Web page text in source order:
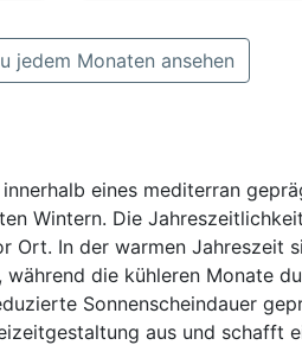
jedem Monaten ansehen
eines mediterran
Wintern. Die
In der warmen Jahreszeit
die kühleren Monate
Sonnenscheindauer
aus und schafft